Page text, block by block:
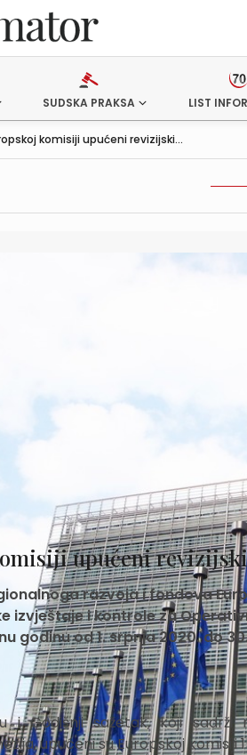
SUDSKA PRAKSA LIST
komisiji upućeni revizijski...
upućeni revizijski
razvoja i fondova
izvještaje i kontrole za
godinu od 1. srpnja 2020. do
i Godišnji sažetak, koji
upućeni su Europskoj komisiji